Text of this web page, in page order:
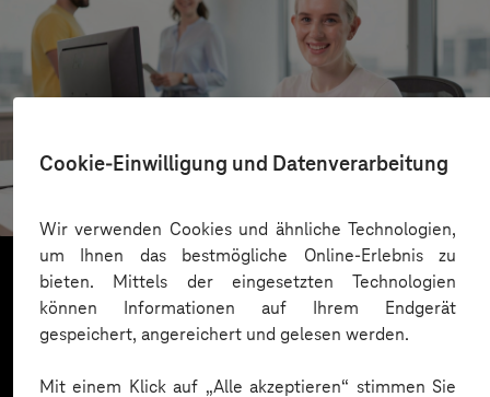
Cookie-Einwilligung und Datenverarbeitung
Wir verwenden Cookies und ähnliche Technologien,
um Ihnen das bestmögliche Online-Erlebnis zu
bieten. Mittels der eingesetzten Technologien
können Informationen auf Ihrem Endgerät
gespeichert, angereichert und gelesen werden.
Mit einem Klick auf „Alle akzeptieren“ stimmen Sie
Kreis Bergstraße
Mehr laden